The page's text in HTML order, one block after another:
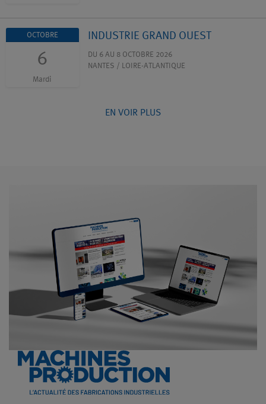
OCTOBRE
6
Mardi
INDUSTRIE GRAND OUEST
DU 6 AU 8 OCTOBRE 2026
NANTES / LOIRE-ATLANTIQUE
EN VOIR PLUS